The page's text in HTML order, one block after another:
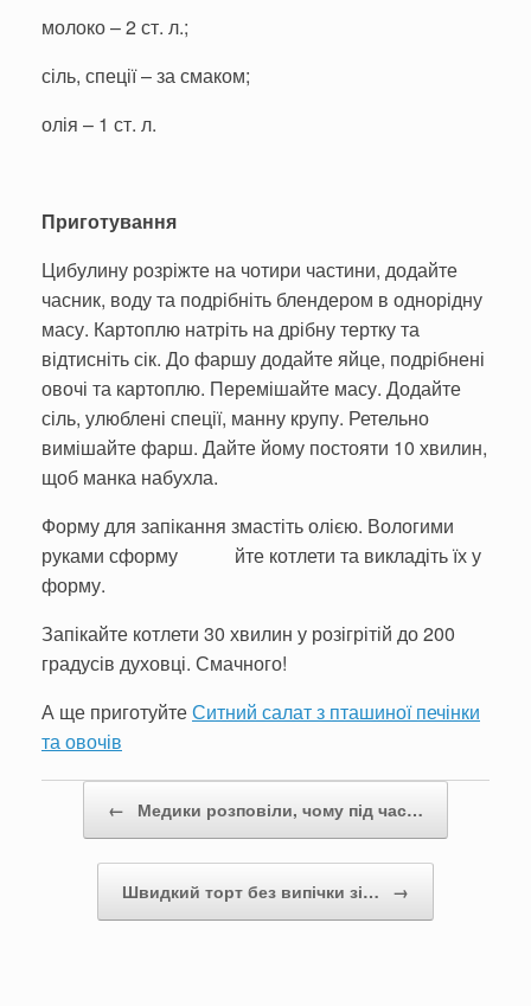
молоко – 2 ст. л.;
сіль, спеції – за смаком;
олія – 1 ст. л.
Приготування
Цибулину розріжте на чотири частини, додайте
часник, воду та подрібніть блендером в однорідну
масу. Картоплю натріть на дрібну тертку та
відтисніть сік. До фаршу додайте яйце, подрібнені
овочі та картоплю. Перемішайте масу. Додайте
сіль, улюблені спеції, манну крупу. Ретельно
вимішайте фарш. Дайте йому постояти 10 хвилин,
щоб манка набухла.
Форму для запікання змастіть олією. Вологими
руками сформу йте котлети та викладіть їх у
форму.
Запікайте котлети 30 хвилин у розігрітій до 200
градусів духовці. Смачного!
А ще приготуйтеСитний салат з пташиної печінки
та овочів
← Медики розповіли, чому під час…
Швидкий торт без випічки зі… →